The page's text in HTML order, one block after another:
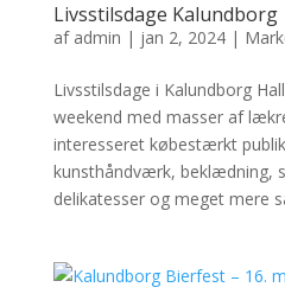
Livsstilsdage Kalundborg
af admin | jan 2, 2024|
Livsstilsdage i Kalundborg
weekend med masser af
interesseret købestærkt
kunsthåndværk, beklædning,
delikatesser og meget mere